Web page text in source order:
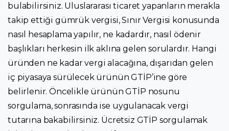
bulabilirsiniz. Uluslararası ticaret yapanların merakla
takip ettiği gümrük vergisi, Sınır Vergisi konusunda
nasıl hesaplama yapılır, ne kadardır, nasıl ödenir
başlıkları herkesin ilk aklına gelen sorulardır. Hangi
üründen ne kadar vergi alacağına, dışarıdan gelen
iç piyasaya sürülecek ürünün GTİP’ine göre
belirlenir. Öncelikle ürünün GTİP nosunu
sorgulama, sonrasında ise uygulanacak vergi
tutarına bakabilirsiniz. Ücretsiz GTİP sorgulamak